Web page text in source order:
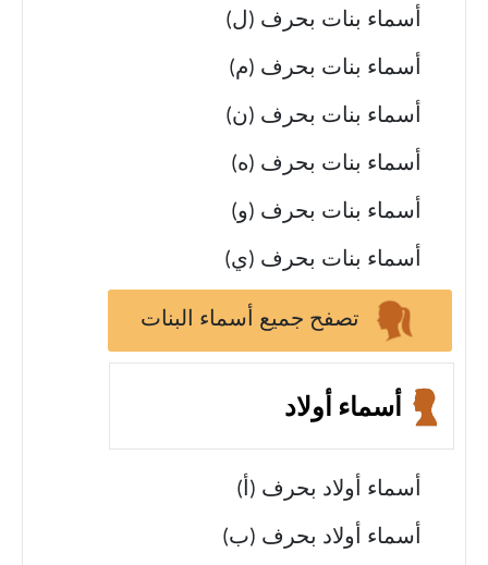
أسماء بنات بحرف (ل)
أسماء بنات بحرف (م)
أسماء بنات بحرف (ن)
أسماء بنات بحرف (ه)
أسماء بنات بحرف (و)
أسماء بنات بحرف (ي)
تصفح جميع أسماء البنات
أسماء أولاد
أسماء أولاد بحرف (أ)
أسماء أولاد بحرف (ب)